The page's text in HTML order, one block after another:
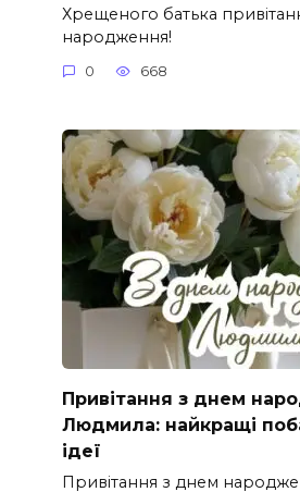
Хрещеного батька
народження!
0 668
Привітання з днем
Людмила: найкращі
ідеї
Привітання з днем